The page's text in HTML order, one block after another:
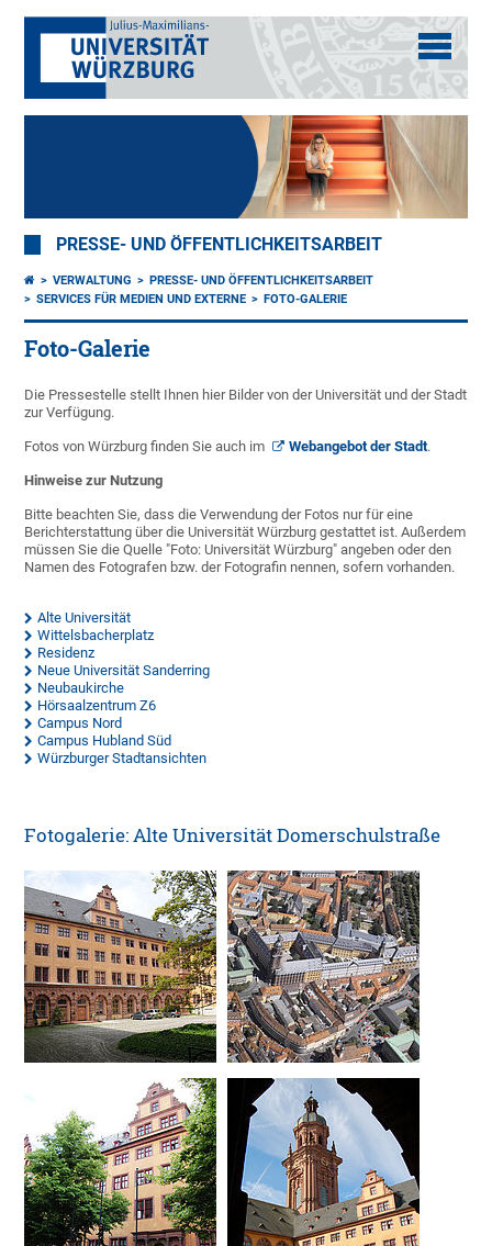
PRESSE- UND ÖFFENTLICHKEITSARBEIT
VERWALTUNG
PRESSE- UND ÖFFENTLICHKEITSARBEIT
SERVICES FÜR MEDIEN UND EXTERNE
FOTO-GALERIE
Foto-Galerie
Die Pressestelle stellt Ihnen hier Bilder von der Universität und der Stadt
zur Verfügung.
Fotos von Würzburg finden Sie auch im Webangebot der Stadt.
Hinweise zur Nutzung
Bitte beachten Sie, dass die Verwendung der Fotos nur für eine
Berichterstattung über die Universität Würzburg gestattet ist. Außerdem
müssen Sie die Quelle "Foto: Universität Würzburg" angeben oder den
Namen des Fotografen bzw. der Fotografin nennen, sofern vorhanden.
Alte Universität
Wittelsbacherplatz
Residenz
Neue Universität Sanderring
Neubaukirche
Hörsaalzentrum Z6
Campus Nord
Campus Hubland Süd
Würzburger Stadtansichten
Fotogalerie: Alte Universität Domerschulstraße